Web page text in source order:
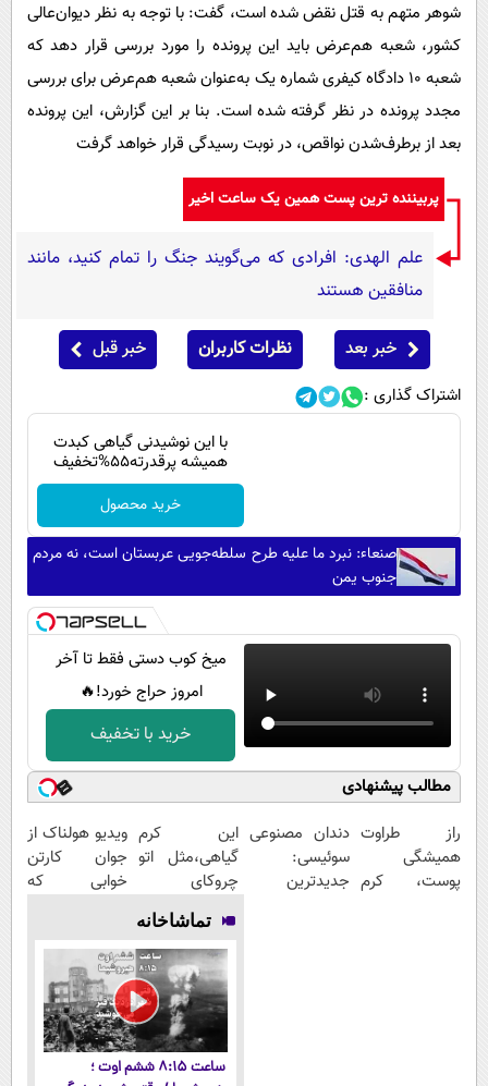
شوهر متهم به قتل نقض شده ‌است، گفت: با توجه به نظر دیوان‌عالی
کشور، شعبه هم‌عرض باید این پرونده را مورد بررسی قرار دهد که
شعبه ١٠ دادگاه کیفری شماره یک به‌عنوان شعبه هم‌عرض برای بررسی
مجدد پرونده در نظر گرفته‌ شده ‌است. بنا بر این گزارش، این پرونده
بعد از برطرف‌شدن نواقص، در نوبت رسیدگی قرار خواهد گرفت
پربیننده ترین پست همین یک ساعت اخیر
علم الهدی: افرادی که می‌گویند جنگ را تمام کنید، مانند
منافقین هستند
خبر بعد نظرات کاربران خبر قبل
اشتراک گذاری :
با این نوشیدنی گیاهی کبدت
همیشه پرقدرته55%تخفیف
خرید محصول
صنعاء: نبرد ما علیه طرح سلطه‌جویی عربستان است، نه مردم
جنوب یمن
میخ کوب دستی فقط تا آخر
امروز حراج خورد!🔥
خرید با تخفیف
مطالب پیشنهادی
راز طراوت
همیشگی
پوست، کرم
دندان مصنوعی
سوئیسی:
جدیدترین
این کرم
گیاهی،مثل اتو
چروکای
پوستتوصاف
میکنه!50%تخفیف
ویدیو هولناک از
جوان کارتن
خوابی که
تماشاخانه
ساعت ۸:۱۵ ششم اوت ؛